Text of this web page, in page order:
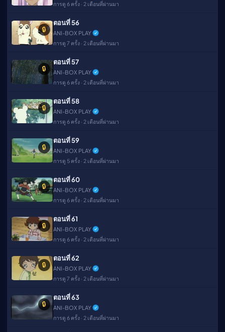
การดู 6 ครั้ง · 2 เดือนที่ผ่านมา
🔒
ตอนที่ 56
ANI-BOX PLAY
การดู 7 ครั้ง · 2 เดือนที่ผ่านมา
🔒
ตอนที่ 57
ANI-BOX PLAY
การดู 6 ครั้ง · 2 เดือนที่ผ่านมา
🔒
ตอนที่ 58
ANI-BOX PLAY
การดู 6 ครั้ง · 2 เดือนที่ผ่านมา
🔒
ตอนที่ 59
ANI-BOX PLAY
การดู 5 ครั้ง · 2 เดือนที่ผ่านมา
🔒
ตอนที่ 60
ANI-BOX PLAY
การดู 6 ครั้ง · 2 เดือนที่ผ่านมา
🔒
ตอนที่ 61
ANI-BOX PLAY
การดู 6 ครั้ง · 2 เดือนที่ผ่านมา
🔒
ตอนที่ 62
ANI-BOX PLAY
การดู 7 ครั้ง · 2 เดือนที่ผ่านมา
🔒
ตอนที่ 63
ANI-BOX PLAY
การดู 6 ครั้ง · 2 เดือนที่ผ่านมา